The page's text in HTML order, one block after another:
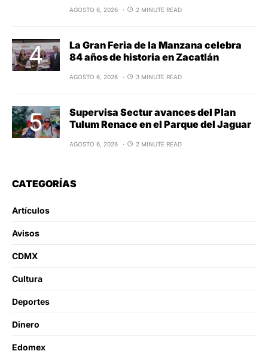
AGOSTO 6, 2026 2 MINUTE READ
La Gran Feria de la Manzana celebra
84 años de historia en Zacatlán
AGOSTO 6, 2026 3 MINUTE READ
Supervisa Sectur avances del Plan
Tulum Renace en el Parque del Jaguar
AGOSTO 6, 2026 2 MINUTE READ
CATEGORÍAS
Artículos
Avisos
CDMX
Cultura
Deportes
Dinero
Edomex